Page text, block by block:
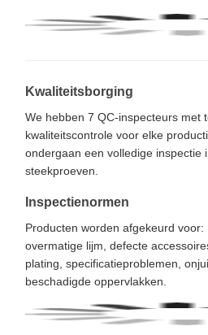
Kwaliteitsborging
We hebben 7 QC-inspecteurs met
kwaliteitscontrole voor elke
ondergaan een volledige inspectie
steekproeven.
Inspectienormen
Producten worden afgekeurd voor:
overmatige lijm, defecte
plating, specificatieproblemen,
beschadigde oppervlakken.